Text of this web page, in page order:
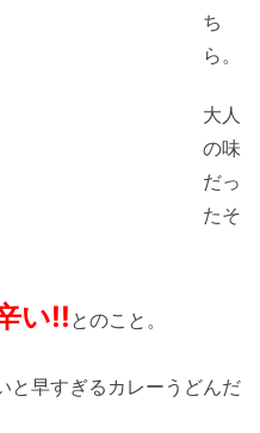
ち
ら。
大人
の味
だっ
たそ
い!! とのこと。
と早すぎるカレーうどんだ